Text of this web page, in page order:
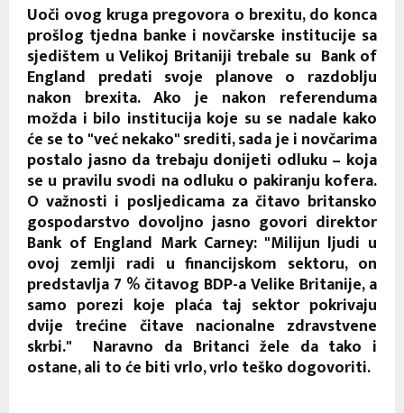
Uoči ovog kruga pregovora o brexitu, do konca
prošlog tjedna banke i novčarske institucije sa
sjedištem u Velikoj Britaniji trebale su Bank of
England predati svoje planove o razdoblju
nakon brexita. Ako je nakon referenduma
možda i bilo institucija koje su se nadale kako
će se to "već nekako" srediti, sada je i novčarima
postalo jasno da trebaju donijeti odluku – koja
se u pravilu svodi na odluku o pakiranju kofera.
O važnosti i posljedicama za čitavo britansko
gospodarstvo dovoljno jasno govori direktor
Bank of England Mark Carney: "Milijun ljudi u
ovoj zemlji radi u financijskom sektoru, on
predstavlja 7 % čitavog BDP-a Velike Britanije, a
samo porezi koje plaća taj sektor pokrivaju
dvije trećine čitave nacionalne zdravstvene
skrbi." Naravno da Britanci žele da tako i
ostane, ali to će biti vrlo, vrlo teško dogovoriti.